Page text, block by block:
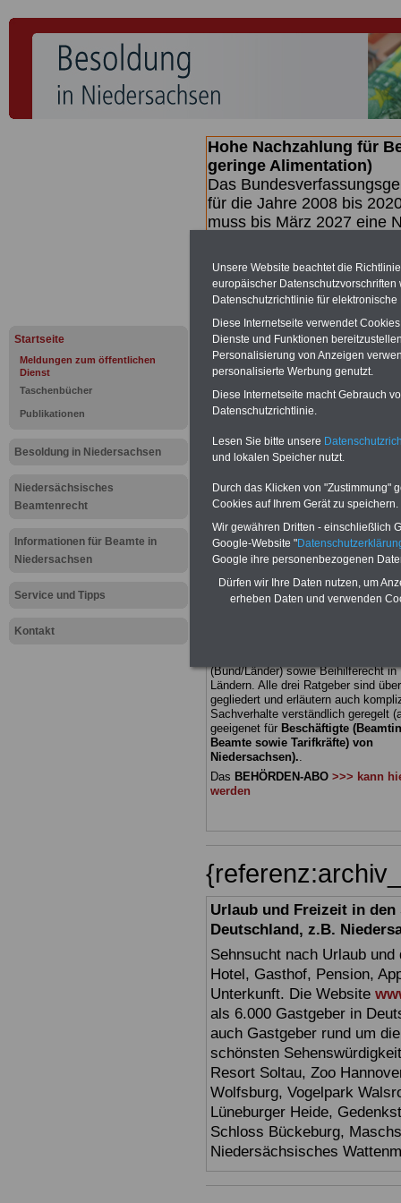
Startseite
Meldungen zum öffentlichen
Dienst
Taschenbücher
Publikationen
Besoldung in Niedersachsen
Niedersächsisches
Beamtenrecht
Informationen für Beamte in
Niedersachsen
Service und Tipps
Kontakt
Hohe Nachzahlung für
geringe Alimentation)
Das
für die Jahre 2008 bis
muss bis März 2027 eine
(Beamte &
geben (Medienberichten
mind.3.000 und 13.000
hierzu eine Broschüre
des Gesetzentwurfs der
(wahrscheinlich im
Broschüre.
Meldung
erhöht
(Bund/Länder) sowie Beihilferecht in
Ländern. Alle drei Ratgeber sind
gegliedert und erläutern auch
Sachverhalte verständlich geregelt
geeigenet für Beschäftigte
Beamte sowie Tarifkräfte) von
Niedersachsen)..
Das BEHÖRDEN-ABO >>> kann
werden
Urlaub und Freizeit in
Deutschland, z.B.
Sehnsucht nach Urlaub
Hotel, Gasthof, Pension,
Unterkunft. Die Website
als 6.000 Gastgeber in
auch Gastgeber rund um
schönsten
Resort Soltau, Zoo
Wolfsburg, Vogelpark
Lüneburger Heide,
Schloss Bückeburg,
Niedersächsisches
Unsere Website beachtet die
europäischer
Datenschutzrichtlinie für
Diese Internetseite verwendet
Dienste und Funktionen
Personalisierung von Anzeigen
personalisierte Werbung genutzt.
Diese Internetseite macht Gebrauch
Datenschutzrichtlinie.
Lesen Sie bitte unsere
und lokalen Speicher nutzt.
Durch das Klicken von "Zustimmung"
Cookies auf Ihrem Gerät zu speichern.
Wir gewähren Dritten - einschließlich
Google-Website "
Google ihre personenbezogenen
Dürfen wir Ihre Daten nutzen, um
erheben Daten und verwenden